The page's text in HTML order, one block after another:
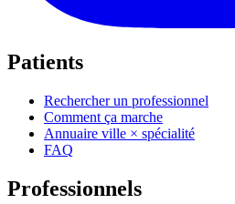
Patients
Rechercher un professionnel
Comment ça marche
Annuaire ville × spécialité
FAQ
Professionnels